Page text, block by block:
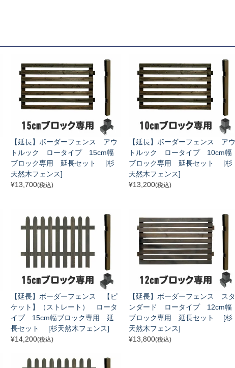
【延長】ボーダーフェンス アウ
トルック ロータイプ 15cm幅
ブロック専用 延長セット [杉
天然木フェンス]
¥13,700(税込)
【延長】ボーダーフェンス アウ
トルック ロータイプ 10cm幅
ブロック専用 延長セット [杉
天然木フェンス]
¥13,200(税込)
【延長】ボーダーフェンス 【ピ
ケット】（ストレート） ロータ
イプ 15cm幅ブロック専用 延
長セット [杉天然木フェンス]
¥14,200(税込)
【延長】ボーダーフェンス スタ
ンダード ロータイプ 12cm幅
ブロック専用 延長セット [杉
天然木フェンス]
¥13,800(税込)